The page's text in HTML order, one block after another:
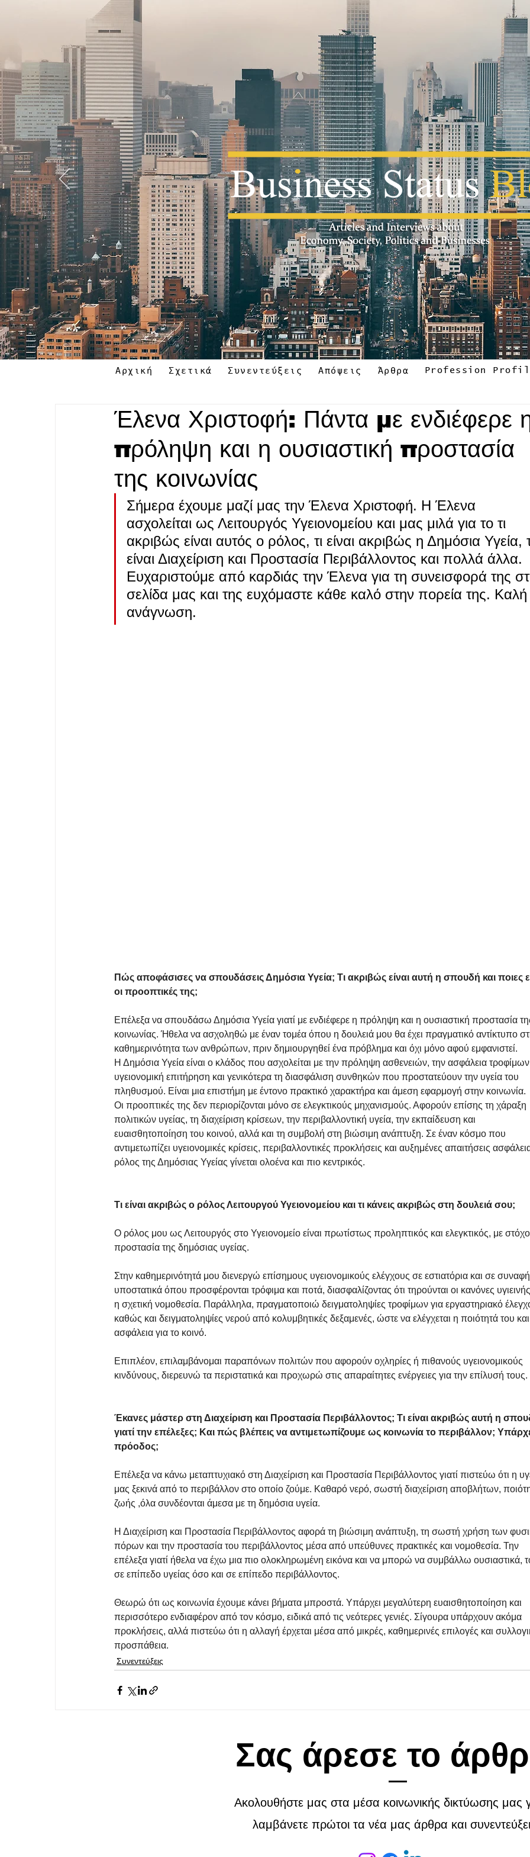
Αρχική Σχετικά Συνεντεύξεις Απόψεις Άρθρα Profession
Έλενα Χριστοφή: Πάντα με ενδιέφερε
πρόληψη και η ουσιαστική προστασία
της κοινωνίας
Σήμερα έχουμε μαζί μας την Έλενα Χριστοφή. Η Έλενα
ασχολείται ως Λειτουργός Υγειονομείου και μας μιλά για το τι
ακριβώς είναι αυτός ο ρόλος, τι είναι ακριβώς η Δημόσια Υγεία,
είναι Διαχείριση και Προστασία Περιβάλλοντος και πολλά άλλα.
Ευχαριστούμε από καρδιάς την Έλενα για τη συνεισφορά της
σελίδα μας και της ευχόμαστε κάθε καλό στην πορεία της. Καλή
ανάγνωση.
Πώς αποφάσισες να σπουδάσεις Δημόσια Υγεία; Τι ακριβώς είναι αυτή η σπουδή και ποιες
οι προοπτικές της;
Επέλεξα να σπουδάσω Δημόσια Υγεία γιατί με ενδιέφερε η πρόληψη και η ουσιαστική προστασία
κοινωνίας. Ήθελα να ασχοληθώ με έναν τομέα όπου η δουλειά μου θα έχει πραγματικό αντίκτυπο
καθημερινότητα των ανθρώπων, πριν δημιουργηθεί ένα πρόβλημα και όχι μόνο αφού εμφανιστεί.
Η Δημόσια Υγεία είναι ο κλάδος που ασχολείται με την πρόληψη ασθενειών, την ασφάλεια
υγειονομική επιτήρηση και γενικότερα τη διασφάλιση συνθηκών που προστατεύουν την υγεία του
πληθυσμού. Είναι μια επιστήμη με έντονο πρακτικό χαρακτήρα και άμεση εφαρμογή στην κοινωνία.
Οι προοπτικές της δεν περιορίζονται μόνο σε ελεγκτικούς μηχανισμούς. Αφορούν επίσης τη χάραξη
πολιτικών υγείας, τη διαχείριση κρίσεων, την περιβαλλοντική υγεία, την εκπαίδευση και
ευαισθητοποίηση του κοινού, αλλά και τη συμβολή στη βιώσιμη ανάπτυξη. Σε έναν κόσμο που
αντιμετωπίζει υγειονομικές κρίσεις, περιβαλλοντικές προκλήσεις και αυξημένες απαιτήσεις
ρόλος της Δημόσιας Υγείας γίνεται ολοένα και πιο κεντρικός.
Τι είναι ακριβώς ο ρόλος Λειτουργού Υγειονομείου και τι κάνεις ακριβώς στη δουλειά σου;
Ο ρόλος μου ως Λειτουργός στο Υγειονομείο είναι πρωτίστως προληπτικός και ελεγκτικός, με
προστασία της δημόσιας υγείας.
Στην καθημερινότητά μου διενεργώ επίσημους υγειονομικούς ελέγχους σε εστιατόρια και σε συναφή
υποστατικά όπου προσφέρονται τρόφιμα και ποτά, διασφαλίζοντας ότι τηρούνται οι κανόνες
η σχετική νομοθεσία. Παράλληλα, πραγματοποιώ δειγματοληψίες τροφίμων για εργαστηριακό
καθώς και δειγματοληψίες νερού από κολυμβητικές δεξαμενές, ώστε να ελέγχεται η ποιότητά του
ασφάλεια για το κοινό.
Επιπλέον, επιλαμβάνομαι παραπόνων πολιτών που αφορούν οχληρίες ή πιθανούς υγειονομικούς
κινδύνους, διερευνώ τα περιστατικά και προχωρώ στις απαραίτητες ενέργειες για την επίλυσή τους.
Έκανες μάστερ στη Διαχείριση και Προστασία Περιβάλλοντος; Τι είναι ακριβώς αυτή η
γιατί την επέλεξες; Και πώς βλέπεις να αντιμετωπίζουμε ως κοινωνία το περιβάλλον;
πρόοδος;
Επέλεξα να κάνω μεταπτυχιακό στη Διαχείριση και Προστασία Περιβάλλοντος γιατί πιστεύω ότι η
μας ξεκινά από το περιβάλλον στο οποίο ζούμε. Καθαρό νερό, σωστή διαχείριση αποβλήτων,
ζωής ,όλα συνδέονται άμεσα με τη δημόσια υγεία.
Η Διαχείριση και Προστασία Περιβάλλοντος αφορά τη βιώσιμη ανάπτυξη, τη σωστή χρήση των
πόρων και την προστασία του περιβάλλοντος μέσα από υπεύθυνες πρακτικές και νομοθεσία. Την
επέλεξα γιατί ήθελα να έχω μια πιο ολοκληρωμένη εικόνα και να μπορώ να συμβάλλω ουσιαστικά,
σε επίπεδο υγείας όσο και σε επίπεδο περιβάλλοντος.
Θεωρώ ότι ως κοινωνία έχουμε κάνει βήματα μπροστά. Υπάρχει μεγαλύτερη ευαισθητοποίηση και
περισσότερο ενδιαφέρον από τον κόσμο, ειδικά από τις νεότερες γενιές. Σίγουρα υπάρχουν ακόμα
προκλήσεις, αλλά πιστεύω ότι η αλλαγή έρχεται μέσα από μικρές, καθημερινές επιλογές και
προσπάθεια.
Συνεντεύξεις
Σας άρεσε το
Ακολουθήστε μας στα μέσα κοινωνικής δικτύωσης μας
λαμβάνετε πρώτοι τα νέα μας άρθρα και